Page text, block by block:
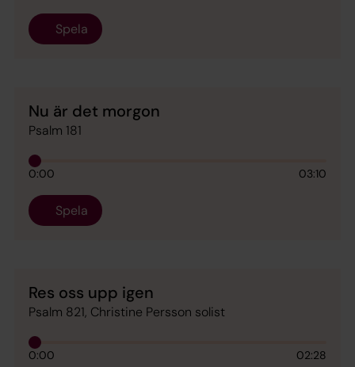
Spela
Nu är det morgon
Psalm 181
0:00 03:10
Spela
Res oss upp igen
Psalm 821, Christine Persson solist
0:00 02:28